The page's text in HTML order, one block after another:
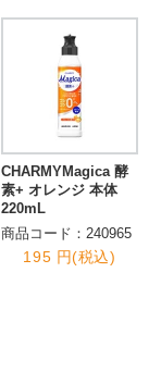
CHARMYMagica 酵
素+ オレンジ 本体
220mL
商品コード：240965
195 円(税込)